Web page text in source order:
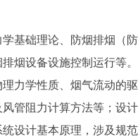
基础理论、防烟排烟（防
烟设备设施控制运行等。
力学性质、烟气流动的驱
管阻力计算方法等；设计
设计基本原理，涉及规范